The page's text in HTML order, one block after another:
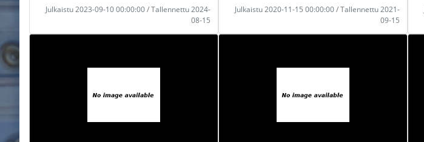
Julkaistu 2023-09-10 00:00:00 / Tallennettu 2024-
08-15
Julkaistu 2020-11-15 00:00:00 / Tallennettu 2021-
09-15